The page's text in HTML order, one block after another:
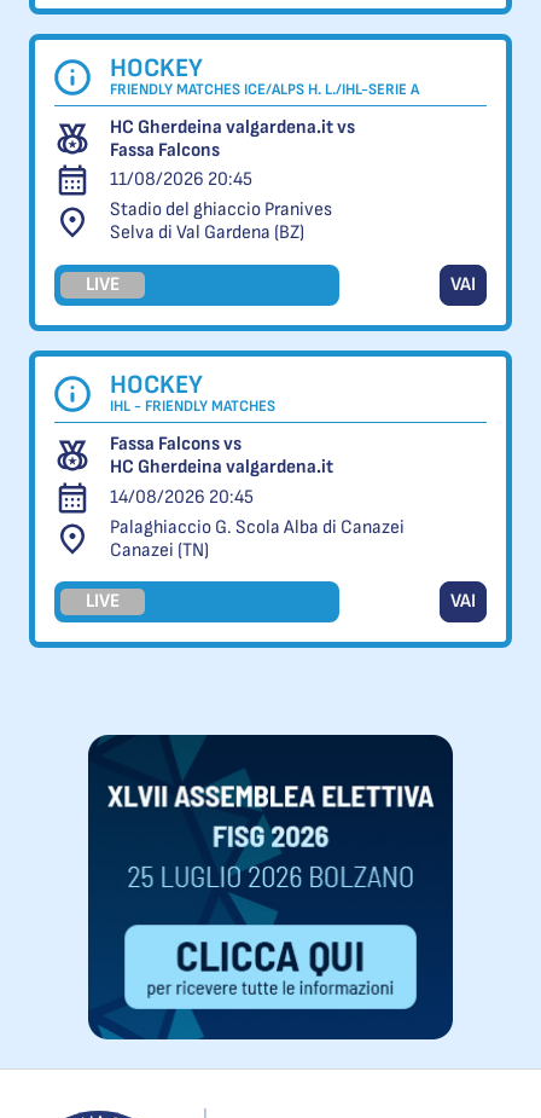
HOCKEY
FRIENDLY MATCHES ICE/ALPS H. L./IHL-SERIE A
HC Gherdeina valgardena.it vs
Fassa Falcons
11/08/2026 20:45
Stadio del ghiaccio Pranives
Selva di Val Gardena (BZ)
LIVE VAI
HOCKEY
IHL - FRIENDLY MATCHES
Fassa Falcons vs
HC Gherdeina valgardena.it
14/08/2026 20:45
Palaghiaccio G. Scola Alba di Canazei
Canazei (TN)
LIVE VAI